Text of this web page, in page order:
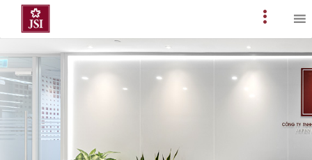
content
Primary
Menu